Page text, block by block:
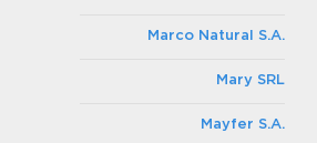
Marco Natural S.A.
Mary SRL
Mayfer S.A.